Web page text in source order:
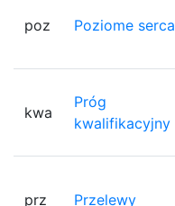
poz Poziome serca
kwa
Próg
kwalifikacyjny
prz Przelewy